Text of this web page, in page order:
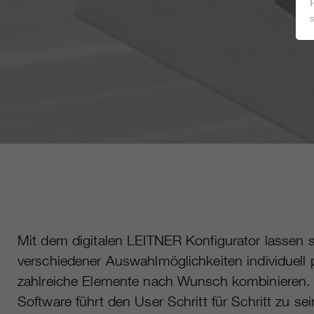
Mit dem digitalen LEITNER Konfigurator lassen
verschiedener Auswahlmöglichkeiten individuell
zahlreiche Elemente nach Wunsch
Software führt den User Schritt für Schritt zu